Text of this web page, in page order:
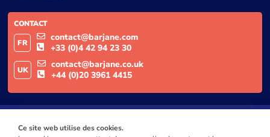
CONTACT
FR
contact@barjane.com
+33 (0)4 42 94 23 30
UK
contact@barjane.co.uk
+44 (0)20 3961 4415
Ce site web utilise des cookies.